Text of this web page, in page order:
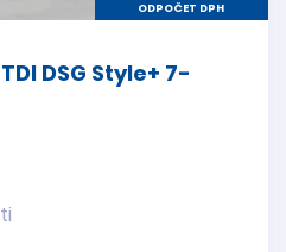
ODPOČET DPH
DSG Style+ 7-